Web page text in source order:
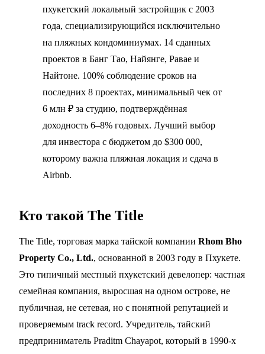
пхукетский локальный застройщик с 2003
года, специализирующийся исключительно
на пляжных кондоминиумах. 14 сданных
проектов в Банг Тао, Найянге, Равае и
Найтоне. 100% соблюдение сроков на
последних 8 проектах, минимальный чек от
6 млн ₽ за студию, подтверждённая
доходность 6–8% годовых. Лучший выбор
для инвестора с бюджетом до $300 000,
которому важна пляжная локация и сдача в
Airbnb.
Кто такой The Title
The Title, торговая марка тайской компании Rhom Bho
Property Co., Ltd., основанной в 2003 году в Пхукете.
Это типичный местный пхукетский девелопер: частная
семейная компания, выросшая на одном острове, не
публичная, не сетевая, но с понятной репутацией и
проверяемым track record. Учредитель, тайский
предприниматель Praditm Chayapot, который в 1990-х